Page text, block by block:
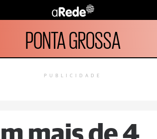
PONTA GROSSA
PUBLICIDADE